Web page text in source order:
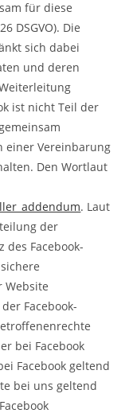
für diese
DSGVO). Die
sich dabei
und deren
ist nicht Teil der
einer Vereinbarung
Den Wortlaut
. Laut
der
Facebook-
Website
Facebook-
bei Facebook
Facebook geltend
bei uns geltend